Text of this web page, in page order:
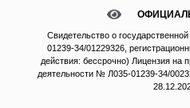
Свидетельство о
01239-34/01229326,
действия: бессрочно) Лицензия на
деятельности № Л035-01239-34/